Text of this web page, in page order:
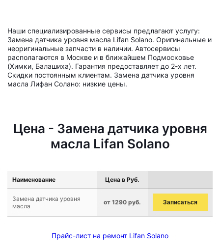
Наши специализированные сервисы предлагают услугу:
Замена датчика уровня масла Lifan Solano. Оригинальные и
неоригинальные запчасти в наличии. Автосервисы
располагаются в Москве и в ближайшем Подмосковье
(Химки, Балашиха). Гарантия предоставляет до 2-х лет.
Скидки постоянным клиентам. Замена датчика уровня
масла Лифан Солано: низкие цены.
Цена - Замена датчика уровня
масла Lifan Solano
Наименование Цена в Руб.
Замена датчика уровня
масла
от 1290 руб. Записаться
Прайс-лист на ремонт Lifan Solano